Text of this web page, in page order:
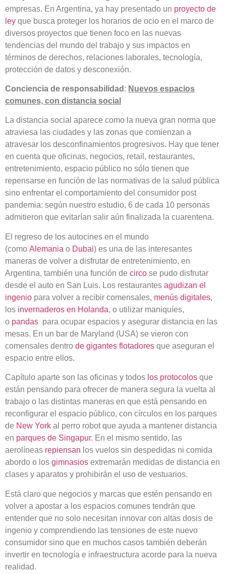
empresas. En Argentina, ya hay presentado un proyecto de
ley que busca proteger los horarios de ocio en el marco de
diversos proyectos que tienen foco en las nuevas
tendencias del mundo del trabajo y sus impactos en
términos de derechos, relaciones laborales, tecnología,
protección de datos y desconexión.
Conciencia de responsabilidad : Nuevos espacios
comunes, con distancia social
La distancia social aparece como la nueva gran norma que
atraviesa las ciudades y las zonas que comienzan a
atravesar los desconfinamientos progresivos. Hay que tener
en cuenta que oficinas, negocios, retail, restaurantes,
entretenimiento, espacio público no sólo tienen que
repensarse en función de las normativas de la salud pública
sino enfrentar el comportamiento del consumidor post
pandemia: según nuestro estudio, 6 de cada 10 personas
admitieron que evitarían salir aún finalizada la cuarentena.
El regreso de los autocines en el mundo
(como Alemania o Dubai) es una de las interesantes
maneras de volver a disfrutar de entretenimiento, en
Argentina, también una función de circo se pudo disfrutar
desde el auto en San Luis. Los restaurantes agudizan el
ingenio para volver a recibir comensales, menús digitales,
los invernaderos en Holanda, o utilizar maniquíes,
o pandas para ocupar espacios y asegurar distancia en las
mesas. En un bar de Maryland (USA) se vieron con
comensales dentro de gigantes flotadores que aseguran el
espacio entre ellos.
Capítulo aparte son las oficinas y todos los protocolos que
están pensando para ofrecer de manera segura la vuelta al
trabajo o las distintas maneras en que está pensando en
reconfigurar el espacio público, con círculos en los parques
de New York al perro robot que ayuda a mantener distancia
en parques de Singapur. En el mismo sentido, las
aerolíneas repiensan los vuelos sin despedidas ni comida
abordo o los gimnasios extremarán medidas de distancia en
clases y aparatos y prohibirán el uso de vestuarios.
Está claro que negocios y marcas que estén pensando en
volver a apostar a los espacios comunes tendrán que
entender que no solo necesitan innovar con altas dosis de
ingenio y comprendiendo las tensiones de este nuevo
consumidor sino que en muchos casos también deberán
invertir en tecnología e infraestructura acorde para la nueva
realidad.